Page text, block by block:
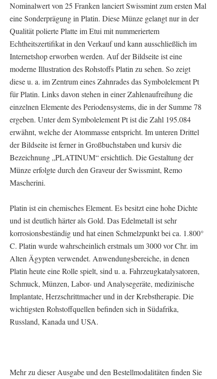
Nominalwert von 25 Franken lanciert Swissmint zum ersten Mal
eine Sonderprägung in Platin. Diese Münze gelangt nur in der
Qualität polierte Platte im Etui mit nummeriertem
Echtheitszertifikat in den Verkauf und kann ausschließlich im
Internetshop erworben werden. Auf der Bildseite ist eine
moderne Illustration des Rohstoffs Platin zu sehen. So zeigt
diese u. a. im Zentrum eines Zahnrades das Symbolelement Pt
für Platin. Links davon stehen in einer Zahlenaufreihung die
einzelnen Elemente des Periodensystems, die in der Summe 78
ergeben. Unter dem Symbolelement Pt ist die Zahl 195.084
erwähnt, welche der Atommasse entspricht. Im unteren Drittel
der Bildseite ist ferner in Großbuchstaben und kursiv die
Bezeichnung „PLATINUM“ ersichtlich. Die Gestaltung der
Münze erfolgte durch den Graveur der Swissmint, Remo
Mascherini.
Platin ist ein chemisches Element. Es besitzt eine hohe Dichte
und ist deutlich härter als Gold. Das Edelmetall ist sehr
korrosionsbeständig und hat einen Schmelzpunkt bei ca. 1.800°
C. Platin wurde wahrscheinlich erstmals um 3000 vor Chr. im
Alten Ägypten verwendet. Anwendungsbereiche, in denen
Platin heute eine Rolle spielt, sind u. a. Fahrzeugkatalysatoren,
Schmuck, Münzen, Labor- und Analysegeräte, medizinische
Implantate, Herzschrittmacher und in der Krebstherapie. Die
wichtigsten Rohstoffquellen befinden sich in Südafrika,
Russland, Kanada und USA.
Mehr zu dieser Ausgabe und den Bestellmodalitäten finden Sie